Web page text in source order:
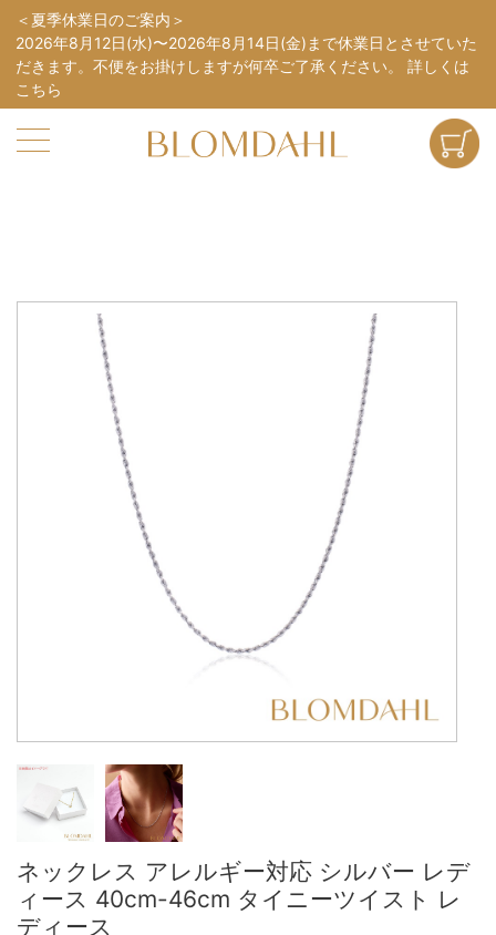
夏季休業日のご案内
2026年8月12日(水)〜2026年8月14日(金)まで休業日とさせていた
だきます。不便をお掛けしますが何卒ご了承ください。 詳しくは
こちら
ネックレス アレルギー対応 シルバー レデ
ィース 40cm-46cm タイニーツイスト レ
ディース